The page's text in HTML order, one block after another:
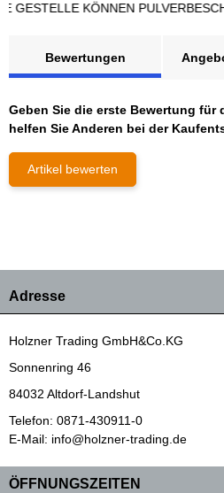
KÖNNEN
Bewertungen
Geben Sie die erste Bewertung für
helfen Sie Anderen bei der
Artikel bewerten
Adresse
Holzner Trading GmbH&Co.KG
Sonnenring 46
84032 Altdorf-Landshut
Telefon: 0871-430911-0
E-Mail: info@holzner-trading.de
ÖFFNUNGSZEITEN